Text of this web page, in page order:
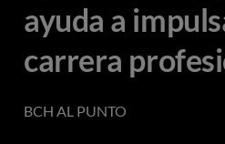
ayuda a
carrera
BCH AL PUNTO